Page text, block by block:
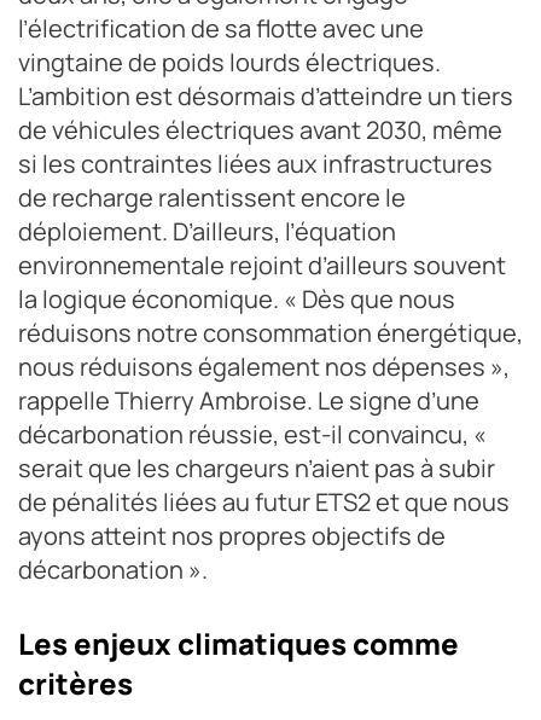
l’électrification de sa flotte avec une
vingtaine de poids lourds électriques.
L’ambition est désormais d’atteindre un tiers
de véhicules électriques avant 2030, même
si les contraintes liées aux infrastructures
de recharge ralentissent encore le
déploiement. D’ailleurs, l’équation
environnementale rejoint d’ailleurs souvent
la logique économique. « Dès que nous
réduisons notre consommation énergétique,
nous réduisons également nos dépenses »,
rappelle Thierry Ambroise. Le signe d’une
décarbonation réussie, est-il convaincu, «
serait que les chargeurs n’aient pas à subir
de pénalités liées au futur ETS2 et que nous
ayons atteint nos propres objectifs de
décarbonation ».
Les enjeux climatiques comme
critères